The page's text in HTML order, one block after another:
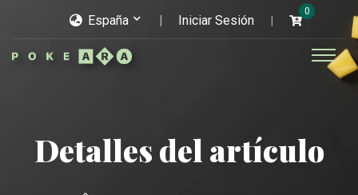
España Iniciar Sesión
0
Detalles del artículo